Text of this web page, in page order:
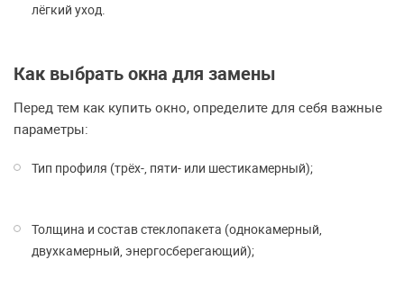
лёгкий уход.
Как выбрать окна для замены
Перед тем как купить окно, определите для себя важные
параметры:
Тип профиля (трёх-, пяти- или шестикамерный);
Толщина и состав стеклопакета (однокамерный,
двухкамерный, энергосберегающий);